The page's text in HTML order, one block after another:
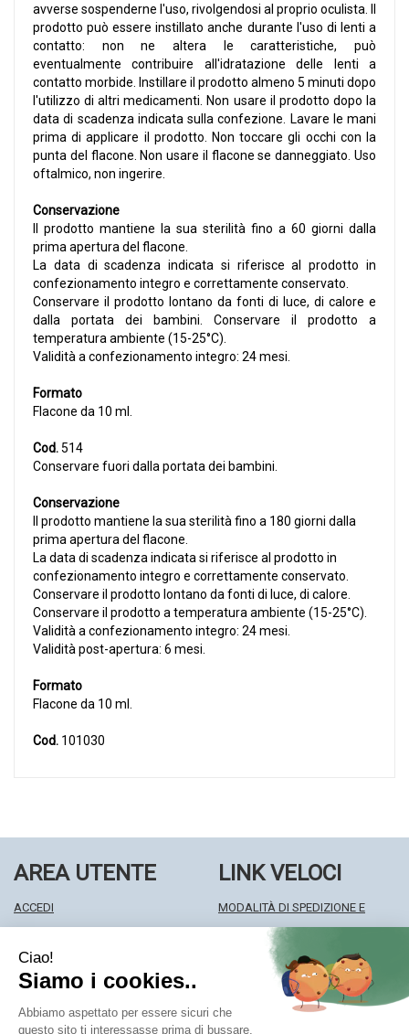
avverse sospenderne l'uso, rivolgendosi al proprio oculista. Il
prodotto può essere instillato anche durante l'uso di lenti a
contatto: non ne altera le caratteristiche, può
eventualmente contribuire all'idratazione delle lenti a
contatto morbide. Instillare il prodotto almeno 5 minuti dopo
l'utilizzo di altri medicamenti. Non usare il prodotto dopo la
data di scadenza indicata sulla confezione. Lavare le mani
prima di applicare il prodotto. Non toccare gli occhi con la
punta del flacone. Non usare il flacone se danneggiato. Uso
oftalmico, non ingerire.
Conservazione
Il prodotto mantiene la sua sterilità fino a 60 giorni dalla
prima apertura del flacone.
La data di scadenza indicata si riferisce al prodotto in
confezionamento integro e correttamente conservato.
Conservare il prodotto lontano da fonti di luce, di calore e
dalla portata dei bambini. Conservare il prodotto a
temperatura ambiente (15-25°C).
Validità a confezionamento integro: 24 mesi.
Formato
Flacone da 10 ml.
Cod.514
Conservare fuori dalla portata dei bambini.
Conservazione
Il prodotto mantiene la sua sterilità fino a 180 giorni dalla
prima apertura del flacone.
La data di scadenza indicata si riferisce al prodotto in
confezionamento integro e correttamente conservato.
Conservare il prodotto lontano da fonti di luce, di calore.
Conservare il prodotto a temperatura ambiente (15-25°C).
Validità a confezionamento integro: 24 mesi.
Validità post-apertura: 6 mesi.
Formato
Flacone da 10 ml.
Cod. 101030
AREA UTENTE
ACCEDI
WISHLIST
ISCRIZIONE ALLA NEWSLETTER
LINK VELOCI
MODALITÀ DI SPEDIZIONE E
MODALITÀ DI PAGAMENTO
INFORMATIVA PRIVACY
CONDIZIONI DI VENDITA